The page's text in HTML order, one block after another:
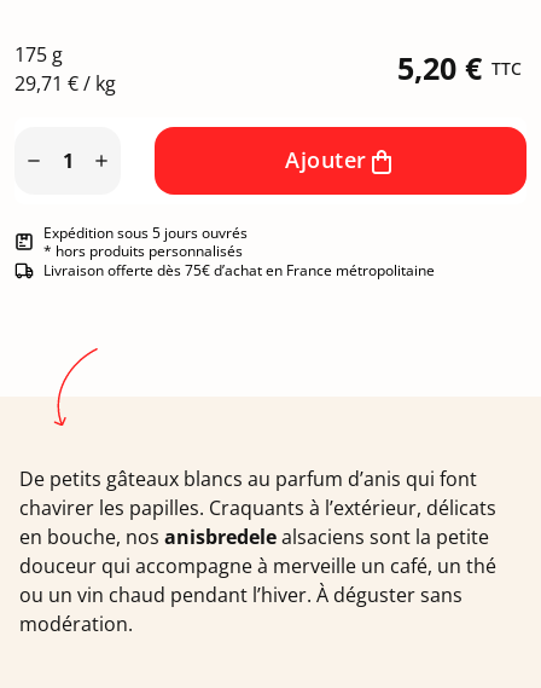
175 g
29,71 € / kg
5,20 € TTC
  Ajouter
Expédition sous 5 jours ouvrés
* hors produits personnalisés
Livraison offerte dès 75€ d’achat en France métropolitaine
De petits gâteaux blancs au parfum d’anis qui font
chavirer les papilles. Craquants à l’extérieur, délicats
en bouche, nos anisbredelealsaciens sont la petite
douceur qui accompagne à merveille un café, un thé
ou un vin chaud pendant l’hiver. À déguster sans
modération.